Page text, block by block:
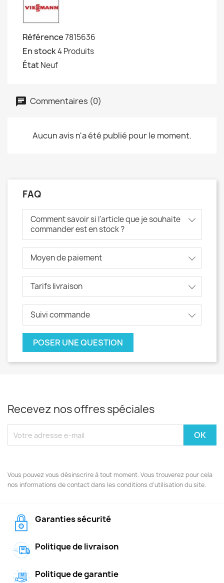
Référence7815636
En stock4 Produits
ÉtatNeuf
Commentaires (0)
Aucun avis n'a été publié pour le moment.
FAQ
Comment savoir si l'article que je souhaite
commander est en stock ?
Moyen de paiement
Tarifs livraison
Suivi commande
POSER UNE QUESTION
Recevez nos offres spéciales
Vous pouvez vous désinscrire à tout moment. Vous trouverez pour cela
nos informations de contact dans les conditions d'utilisation du site.
Garanties sécurité
Politique de livraison
Politique de garantie